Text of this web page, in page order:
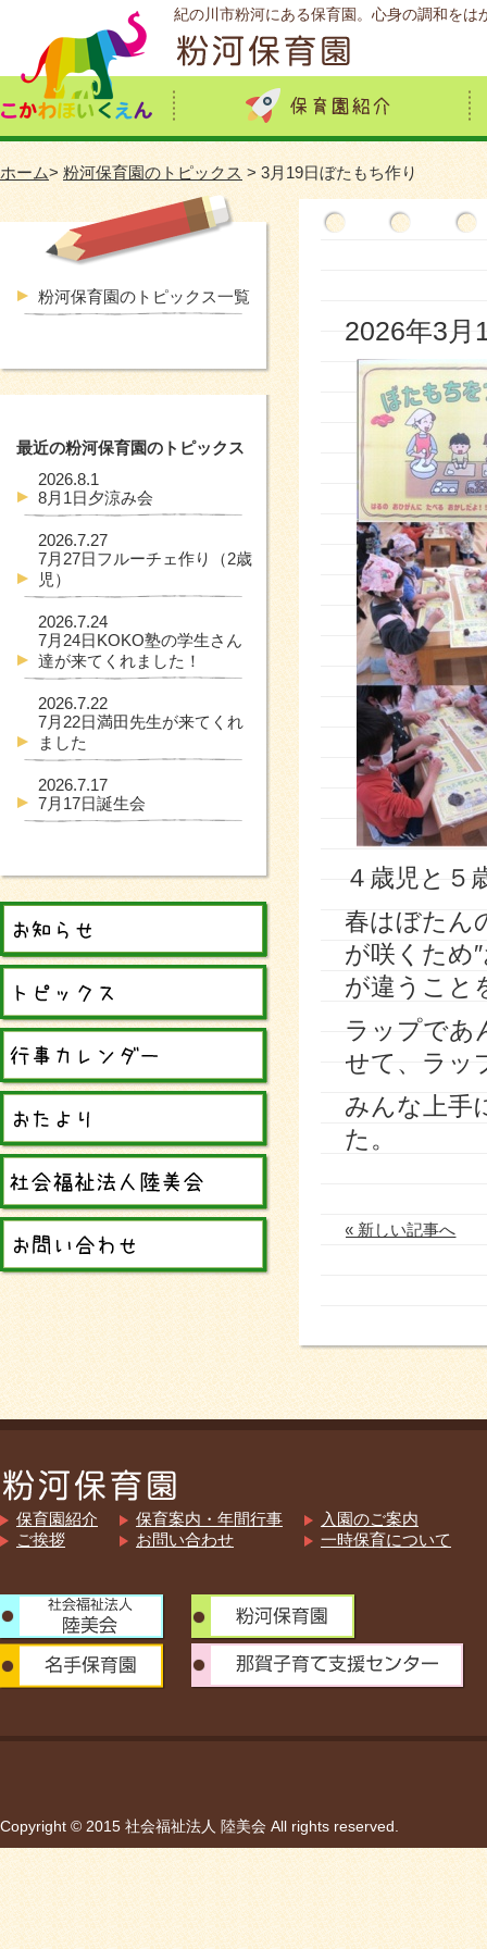
紀の川市粉河にある保育園。心身の調和を
ホーム> 粉河保育園のトピックス > 3月19日ぼたもち作り
2026年3月
４歳児と５
春はぼたん
が咲くため
が違うこと
ラップであ
せて、ラッ
みんな上手
た。
« 新しい記事へ
粉河保育園のトピックス一覧
最近の粉河保育園のトピックス
2026.8.1
8月1日夕涼み会
2026.7.27
7月27日フルーチェ作り（2歳
児）
2026.7.24
7月24日KOKO塾の学生さん
達が来てくれました！
2026.7.22
7月22日満田先生が来てくれ
ました
2026.7.17
7月17日誕生会
保育園紹介
ご挨拶
保育案内・年間行事
お問い合わせ
入園のご案内
一時保育について
Copyright © 2015 社会福祉法人 陸美会 All rights reserved.